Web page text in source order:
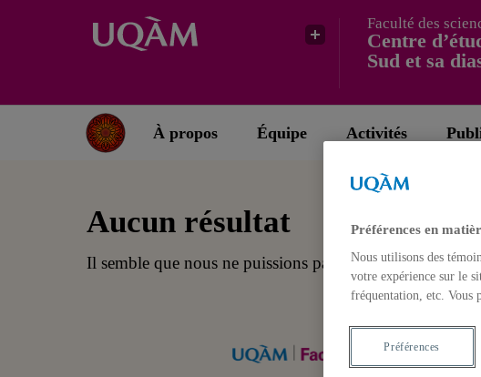
Faculté des
Centre
Sud et sa
À propos Équipe Activités
Aucun résultat
Il semble que nous ne puissions pas trouver ce que vous
Préférences en
Nous utilisons des
votre expérience sur le
fréquentation, etc. Vous
Préférences